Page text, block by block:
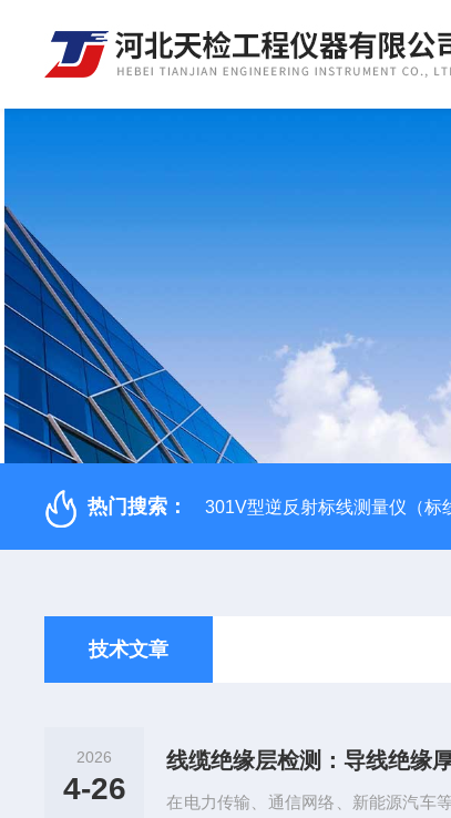
热门搜索： 301V型逆反射标线测量仪（标
技术文章
2026
4-26
线缆绝缘层检测：导线绝缘
在电力传输、通信网络、新能源汽车